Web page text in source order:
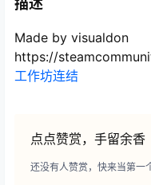
描述
Made by visualdon
https://
工作坊连结
点点赞赏，手留余香
还没有人赞赏，快来当第一